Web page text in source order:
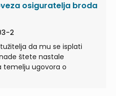
osiguratelja broda
2
da mu se isplati
štete nastale
temelju ugovora o